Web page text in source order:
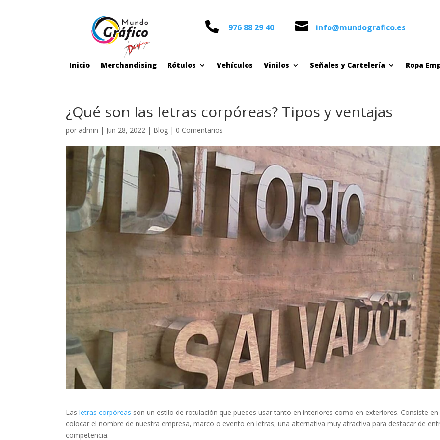
 976 88 29 40  info@mundografico.es
Inicio Merchandising Rótulos Vehículos Vinilos Señales y Cartelería Ropa
 976 88 29 40  info@mundografico.es
Inicio Merchandising Rótulos Vehículos Vinilos Señales y Cartelería Ropa
¿Qué son las letras corpóreas? Tipos y ventajas
por admin | Jun 28, 2022 | Blog | 0 Comentarios
Lasletras corpóreas son un estilo de rotulación que puedes usar tanto en interiores como en exteriores. Consiste en
colocar el nombre de nuestra empresa, marco o evento en letras, una alternativa muy atractiva para destacar de
competencia.